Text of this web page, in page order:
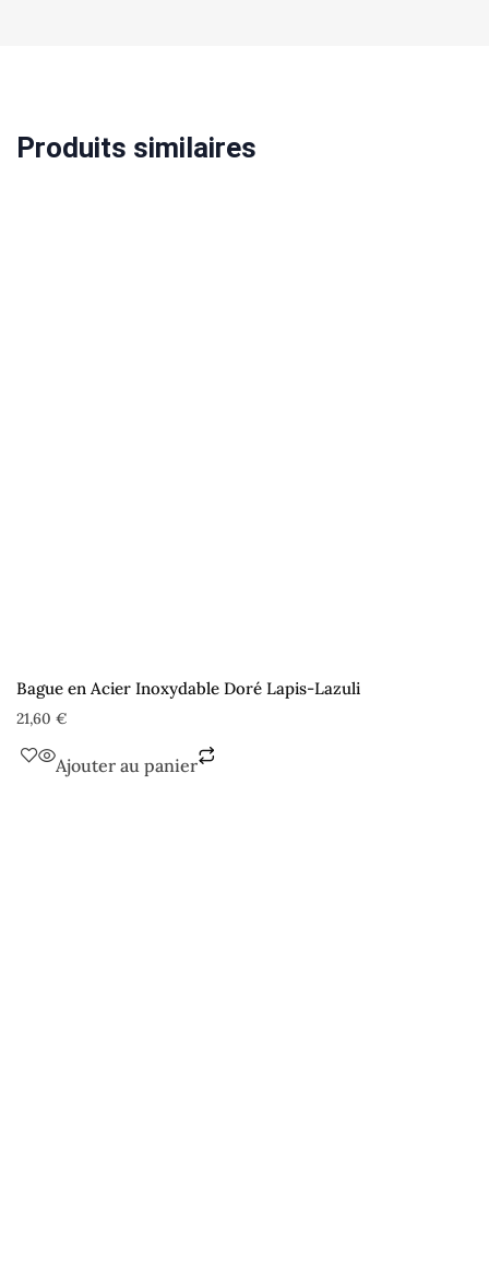
Produits similaires
Bague en Acier Inoxydable Doré Lapis-Lazuli
21,60 €
Ajouter au panier